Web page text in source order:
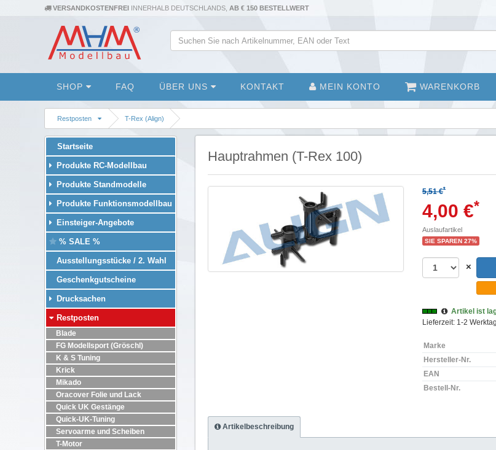
VERSANDKOSTENFREI INNERHALB DEUTSCHLANDS, AB € 150 BESTELLWERT
SHOP FAQ ÜBER UNS KONTAKT MEIN KONTO WARENKORB
Restposten T-Rex (Align)
Hauptrahmen (T-Rex 100)
5,51 €*
4,00 €*
Auslaufartikel
SIE SPAREN 27%
×
Artikel ist
Lieferzeit: 1-2
Marke
Hersteller-Nr.
EAN
Bestell-Nr.
Artikelbeschreibung
Startseite
Produkte RC-Modellbau
Produkte Standmodelle
Produkte Funktionsmodellbau
Einsteiger-Angebote
% SALE %
Ausstellungsstücke / 2. Wahl
Geschenkgutscheine
Drucksachen
Restposten
Blade
FG Modellsport (Gröschl)
K & S Tuning
Krick
Mikado
Oracover Folie und Lack
Quick UK Gestänge
Quick-UK-Tuning
Servoarme und Scheiben
T-Motor